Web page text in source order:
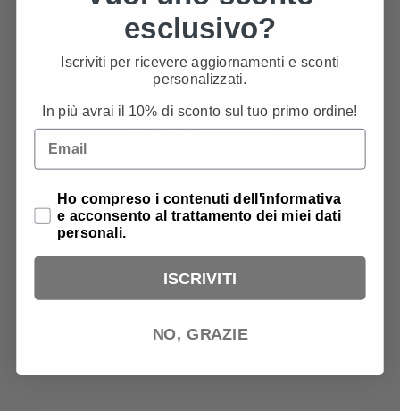
Ancora nessuna recensione
esclusivo?
Iscriviti per ricevere aggiornamenti e sconti
personalizzati.
In più avrai il 10% di sconto sul tuo primo ordine!
Email
Privacy Policy
Ho compreso i contenuti dell'informativa
e acconsento al trattamento dei miei dati
personali.
ISCRIVITI
NO, GRAZIE